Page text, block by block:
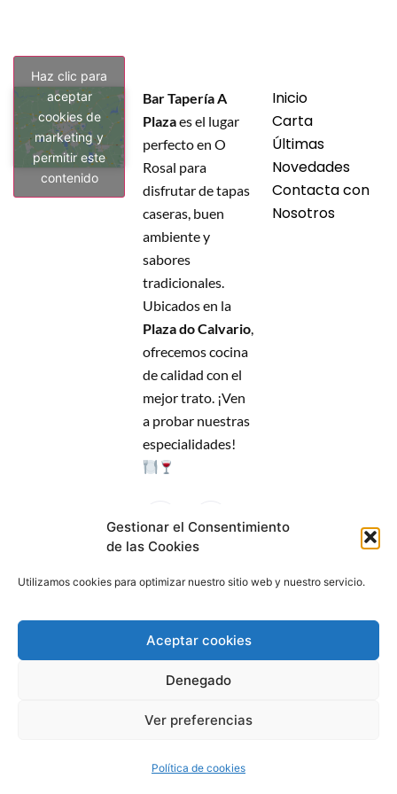
Gestionar el Consentimiento
de las Cookies
Utilizamos cookies para optimizar nuestro sitio web y nuestro servicio.
Aceptar cookies
Denegado
Ver preferencias
Política de cookies
Haz clic para
aceptar
cookies de
marketing y
permitir este
contenido
Bar Tapería A
Plazaes el lugar
perfecto en O
Rosal para
disfrutar de tapas
caseras, buen
ambiente y
sabores
tradicionales.
Ubicados en la
Plaza do Calvario,
ofrecemos cocina
de calidad con el
mejor trato. ¡Ven
a probar nuestras
especialidades!
Inicio
Carta
Últimas
Novedades
Contacta con
Nosotros
Copyrigh © 2025 Bar Tapería A Plaza